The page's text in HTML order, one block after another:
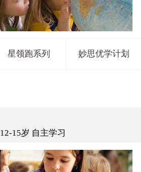
星领跑系列 妙思优学计划
12-15岁 自主学习